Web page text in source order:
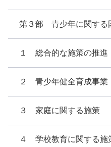
第３部 青少年に関する
１ 総合的な施策の推進
２ 青少年健全育成事業
３ 家庭に関する施策
４ 学校教育に関する施